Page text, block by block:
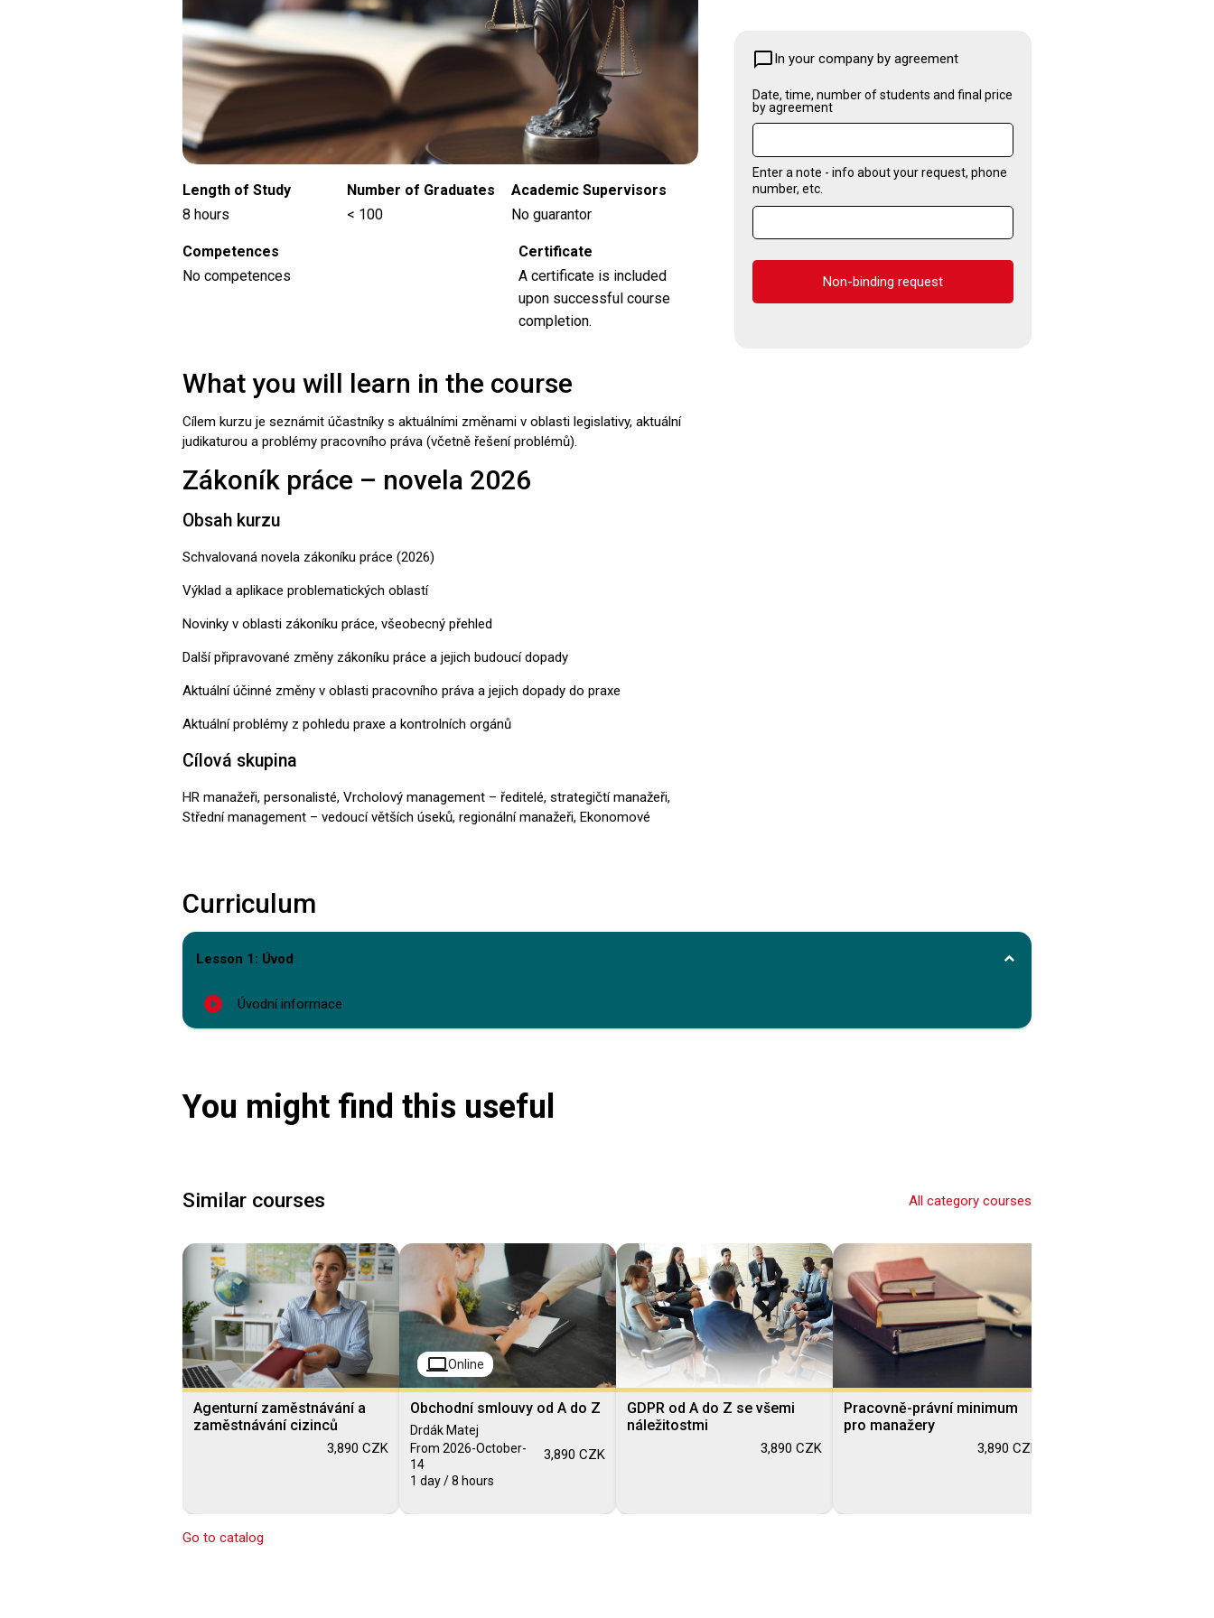
Contact us
chat_bubble_outlineIn your company by agreement
Date, time, number of students and final price
by agreement
Enter a note - info about your request, phone
number, etc.
Length of Study
8 hours
Number of Graduates
< 100
Academic Supervisors
No guarantor
Competences
No competences
Certificate
A certificate is included
upon successful course
completion.
What you will learn in the course
Cílem kurzu je seznámit účastníky s aktuálními změnami v oblasti legislativy, aktuální
judikaturou a problémy pracovního práva (včetně řešení problémů).
Zákoník práce – novela 2026
Obsah kurzu
Schvalovaná novela zákoníku práce (2026)
Výklad a aplikace problematických oblastí
Novinky v oblasti zákoníku práce, všeobecný přehled
Další připravované změny zákoníku práce a jejich budoucí dopady
Aktuální účinné změny v oblasti pracovního práva a jejich dopady do praxe
Aktuální problémy z pohledu praxe a kontrolních orgánů
Cílová skupina
HR manažeři, personalisté, Vrcholový management – ředitelé, strategičtí manažeři,
Střední management – vedoucí větších úseků, regionální manažeři, Ekonomové
Curriculum
Lesson 1: Úvod
play_circle_filled Úvodní informace
You might find this useful
Similar courses All category courses
Agenturní zaměstnávání a
zaměstnávání cizinců
3,890 CZK
computerOnline
Obchodní smlouvy od A do Z
Drdák Matej
From 2026-October-
14
1 day / 8 hours
3,890 CZK
GDPR od A do Z se všemi
náležitostmi
3,890 CZK
Pracovně-právní minimum
pro manažery
3,890 CZK
Go to catalog